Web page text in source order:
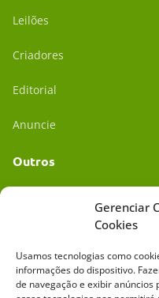
Gerenciar
Cookies
Usamos tecnologias como
informações do dispositivo.
de navegação e exibir
Leilões
Criadores
Editorial
Anuncie
Outros
Mídia Kit